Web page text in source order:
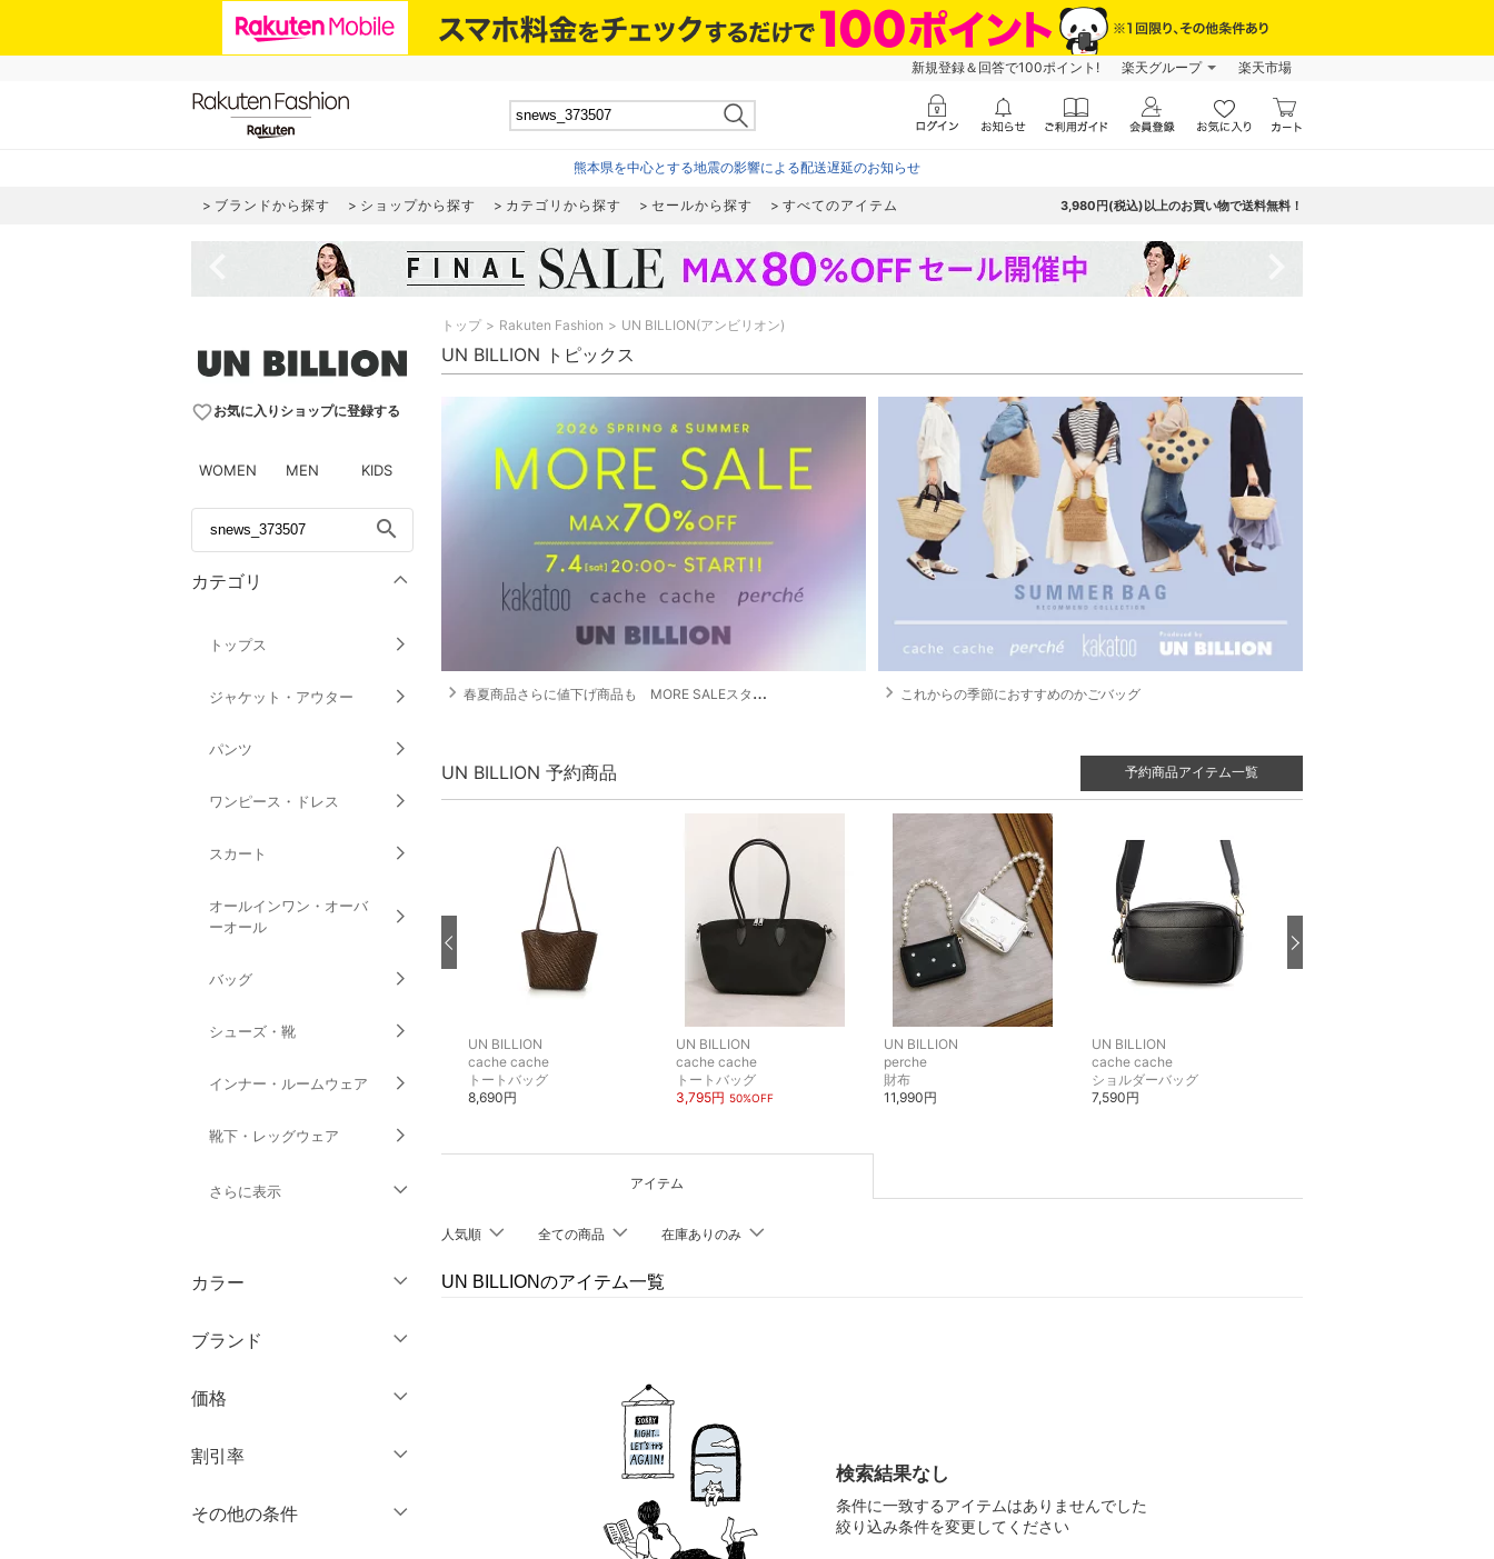
新規登録＆回答で100ポイント! 楽天グループ 楽天市場
熊本県を中心とする地震の影響による配送遅延のお知らせ
ブランドから探す ショップから探す カテゴリから探す セールから探す すべてのアイテム 3,980円(税込)以上のお買い物で送料無料！
favorite_borderお気に入りショップに登録する
WOMEN MEN KIDS
search
カテゴリ
トップス
ジャケット・アウター
パンツ
ワンピース・ドレス
スカート
オールインワン・オーバ
ーオール
バッグ
シューズ・靴
インナー・ルームウェア
靴下・レッグウェア
さらに表示
アクセサリー・腕時計
財布・ポーチ・ケース
帽子
ヘアアクセサリー
マタニティウェア・ベビ
ー用品
カラー
クリア
ブランド
価格
絞り込み
割引率
％OFF～ ％OFF
その他の条件
トップ Rakuten Fashion UN BILLION(アンビリオン)
UN BILLION トピックス
navigate_next 春夏商品さらに値下げ商品も MORE SALEスタート navigate_next これからの季節におすすめのかごバッグ
UN BILLION 予約商品 予約商品アイテム一覧
UN BILLION
トートバッグ
UN BILLION
cache cache
トートバッグ
8,690円
UN BILLION
cache cache
トートバッグ
3,795円 50%OFF
UN BILLION
perche
財布
11,990円
UN BILLION
cache cache
ショルダーバッグ
7,590円
アイテム
人気順 全ての商品 在庫ありのみ
UN BILLIONのアイテム一覧
検索結果なし
条件に一致するアイテムはありませんでした
絞り込み条件を変更してください